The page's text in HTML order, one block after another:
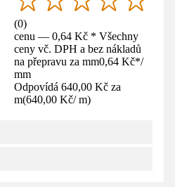
(0)
cenu — 0,64 Kč * Všechny
ceny vč. DPH a bez nákladů
na přepravu za mm0,64 Kč*/
mm
Odpovídá 640,00 Kč za
m(640,00 Kč/ m)